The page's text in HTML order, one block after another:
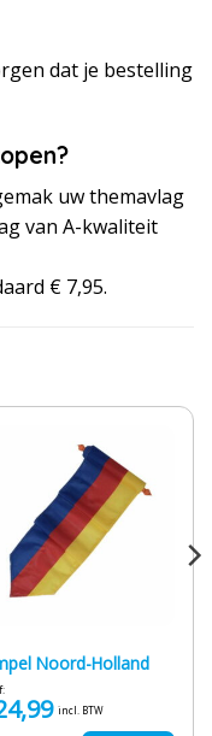
dat je bestelling
uw themavlag
van A-kwaliteit
€ 7,95.
Noord-Holland
incl. BTW